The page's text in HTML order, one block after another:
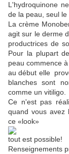
L'hydroquinone
de la peau, seul
La crème
agit sur le derme
productrices de
Pour la plupart
peau commence
au début elle
blanches sont
comme un vitiligo.
Ce n'est pas
quand vous avez
ce «look»
tout est possible!
Renseignements